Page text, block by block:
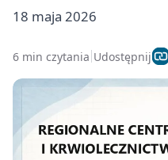
18 maja 2026
6 min czytania Udostępnij